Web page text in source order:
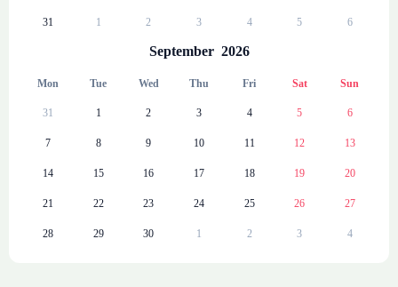
31 1 2 3 4 5 6
September 2026
Mon Tue Wed Thu Fri Sat Sun
31 1 2 3 4 5 6
7 8 9 10 11 12 13
14 15 16 17 18 19 20
21 22 23 24 25 26 27
28 29 30 1 2 3 4